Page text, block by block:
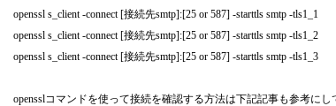
openssl s_client -connect [接続先smtp]:[25 or 587] -starttls smtp -tls1_1
openssl s_client -connect [接続先smtp]:[25 or 587] -starttls smtp -tls1_2
openssl s_client -connect [接続先smtp]:[25 or 587] -starttls smtp -tls1_3
opensslコマンドを使って接続を確認する方法は下記記事も参考に